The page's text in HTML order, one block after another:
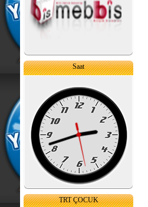
Saat
TRT ÇOCUK